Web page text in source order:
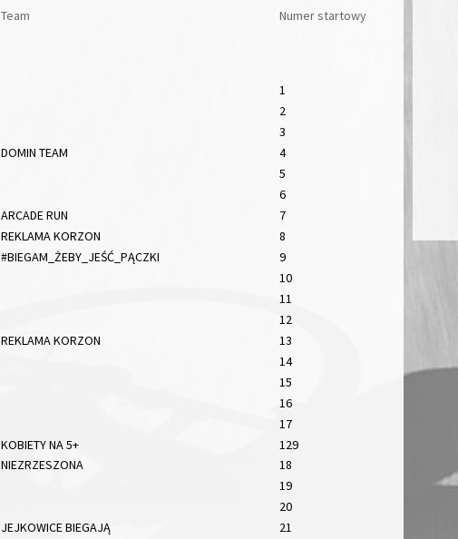
Team Numer startowy
1
2
3
DOMIN TEAM
4
5
6
ARCADE RUN
7
REKLAMA KORZON
8
#BIEGAM_ŻEBY_JEŚĆ_PĄCZKI
9
10
11
12
REKLAMA KORZON
13
14
15
16
17
KOBIETY NA 5+
129
NIEZRZESZONA
18
19
20
JEJKOWICE BIEGAJĄ
21